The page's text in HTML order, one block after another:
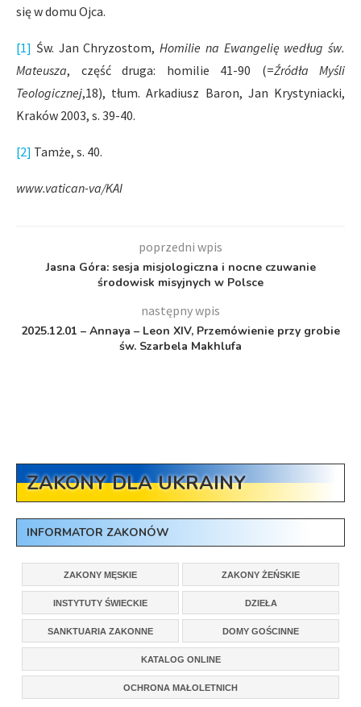
się w domu Ojca.
[1] Św. Jan Chryzostom, Homilie na Ewangelię według św.
Mateusza, część druga: homilie 41-90 (=Źródła Myśli
Teologicznej,18), tłum. Arkadiusz Baron, Jan Krystyniacki,
Kraków 2003, s. 39-40.
[2] Tamże, s. 40.
www.vatican-va/KAI
poprzedni wpis
Jasna Góra: sesja misjologiczna i nocne czuwanie
środowisk misyjnych w Polsce
następny wpis
2025.12.01 – Annaya – Leon XIV, Przemówienie przy grobie
św. Szarbela Makhlufa
ZAKONY DLA UKRAINY
INFORMATOR ZAKONÓW
ZAKONY MĘSKIE ZAKONY ŻEŃSKIE
INSTYTUTY ŚWIECKIE DZIEŁA
SANKTUARIA ZAKONNE DOMY GOŚCINNE
KATALOG ONLINE
OCHRONA MAŁOLETNICH